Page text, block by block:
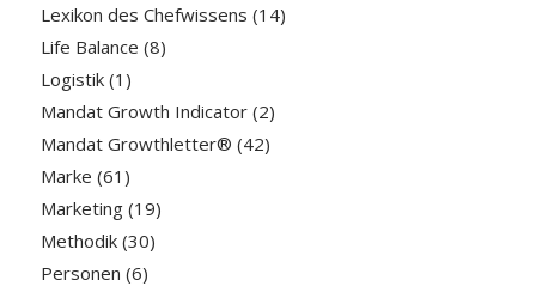
Lexikon des Chefwissens (14)
Life Balance (8)
Logistik(1)
Mandat Growth Indicator(2)
Mandat Growthletter® (42)
Marke (61)
Marketing(19)
Methodik(30)
Personen (6)